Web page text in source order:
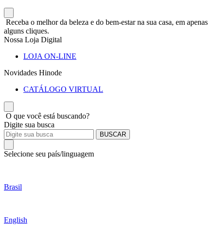
Receba o melhor da beleza e do bem-estar na sua casa, em apenas
alguns cliques.
Nossa Loja Digital
LOJA ON-LINE
Novidades Hinode
CATÁLOGO VIRTUAL
O que você está buscando?
Digite sua busca
BUSCAR
Selecione seu país/linguagem
Brasil
English